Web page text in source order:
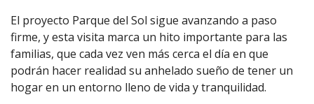
El proyecto Parque del Sol sigue avanzando a paso
firme, y esta visita marca un hito importante para las
familias, que cada vez ven más cerca el día en que
podrán hacer realidad su anhelado sueño de tener un
hogar en un entorno lleno de vida y tranquilidad.